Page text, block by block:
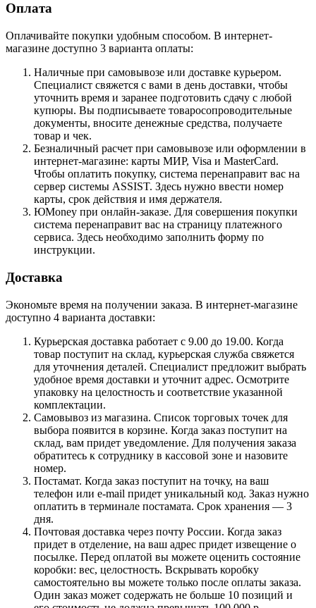
Оплата
Оплачивайте покупки удобным способом. В интернет-
магазине доступно 3 варианта оплаты:
Наличные при самовывозе или доставке курьером.
Специалист свяжется с вами в день доставки, чтобы
уточнить время и заранее подготовить сдачу с любой
купюры. Вы подписываете товаросопроводительные
документы, вносите денежные средства, получаете
товар и чек.
Безналичный расчет при самовывозе или оформлении в
интернет-магазине: карты МИР, Visa и MasterCard.
Чтобы оплатить покупку, система перенаправит вас на
сервер системы ASSIST. Здесь нужно ввести номер
карты, срок действия и имя держателя.
ЮMoney при онлайн-заказе. Для совершения покупки
система перенаправит вас на страницу платежного
сервиса. Здесь необходимо заполнить форму по
инструкции.
Доставка
Экономьте время на получении заказа. В интернет-магазине
доступно 4 варианта доставки:
Курьерская доставка работает с 9.00 до 19.00. Когда
товар поступит на склад, курьерская служба свяжется
для уточнения деталей. Специалист предложит выбрать
удобное время доставки и уточнит адрес. Осмотрите
упаковку на целостность и соответствие указанной
комплектации.
Самовывоз из магазина. Список торговых точек для
выбора появится в корзине. Когда заказ поступит на
склад, вам придет уведомление. Для получения заказа
обратитесь к сотруднику в кассовой зоне и назовите
номер.
Постамат. Когда заказ поступит на точку, на ваш
телефон или e-mail придет уникальный код. Заказ нужно
оплатить в терминале постамата. Срок хранения — 3
дня.
Почтовая доставка через почту России. Когда заказ
придет в отделение, на ваш адрес придет извещение о
посылке. Перед оплатой вы можете оценить состояние
коробки: вес, целостность. Вскрывать коробку
самостоятельно вы можете только после оплаты заказа.
Один заказ может содержать не больше 10 позиций и